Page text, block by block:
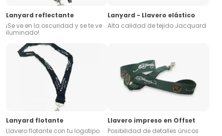
Lanyard reflectante
¡Se ve en la oscuridad y se te ve
iluminado!
Lanyard - Llavero elástico
Alta calidad de tejido Jacquard
Lanyard flotante
Llavero flotante con tu logotipo
Llavero impreso en Offset
Posibilidad de detalles únicos